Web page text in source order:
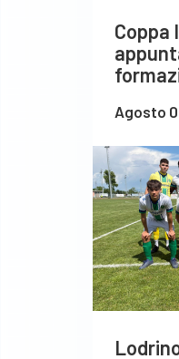
Coppa
Agosto